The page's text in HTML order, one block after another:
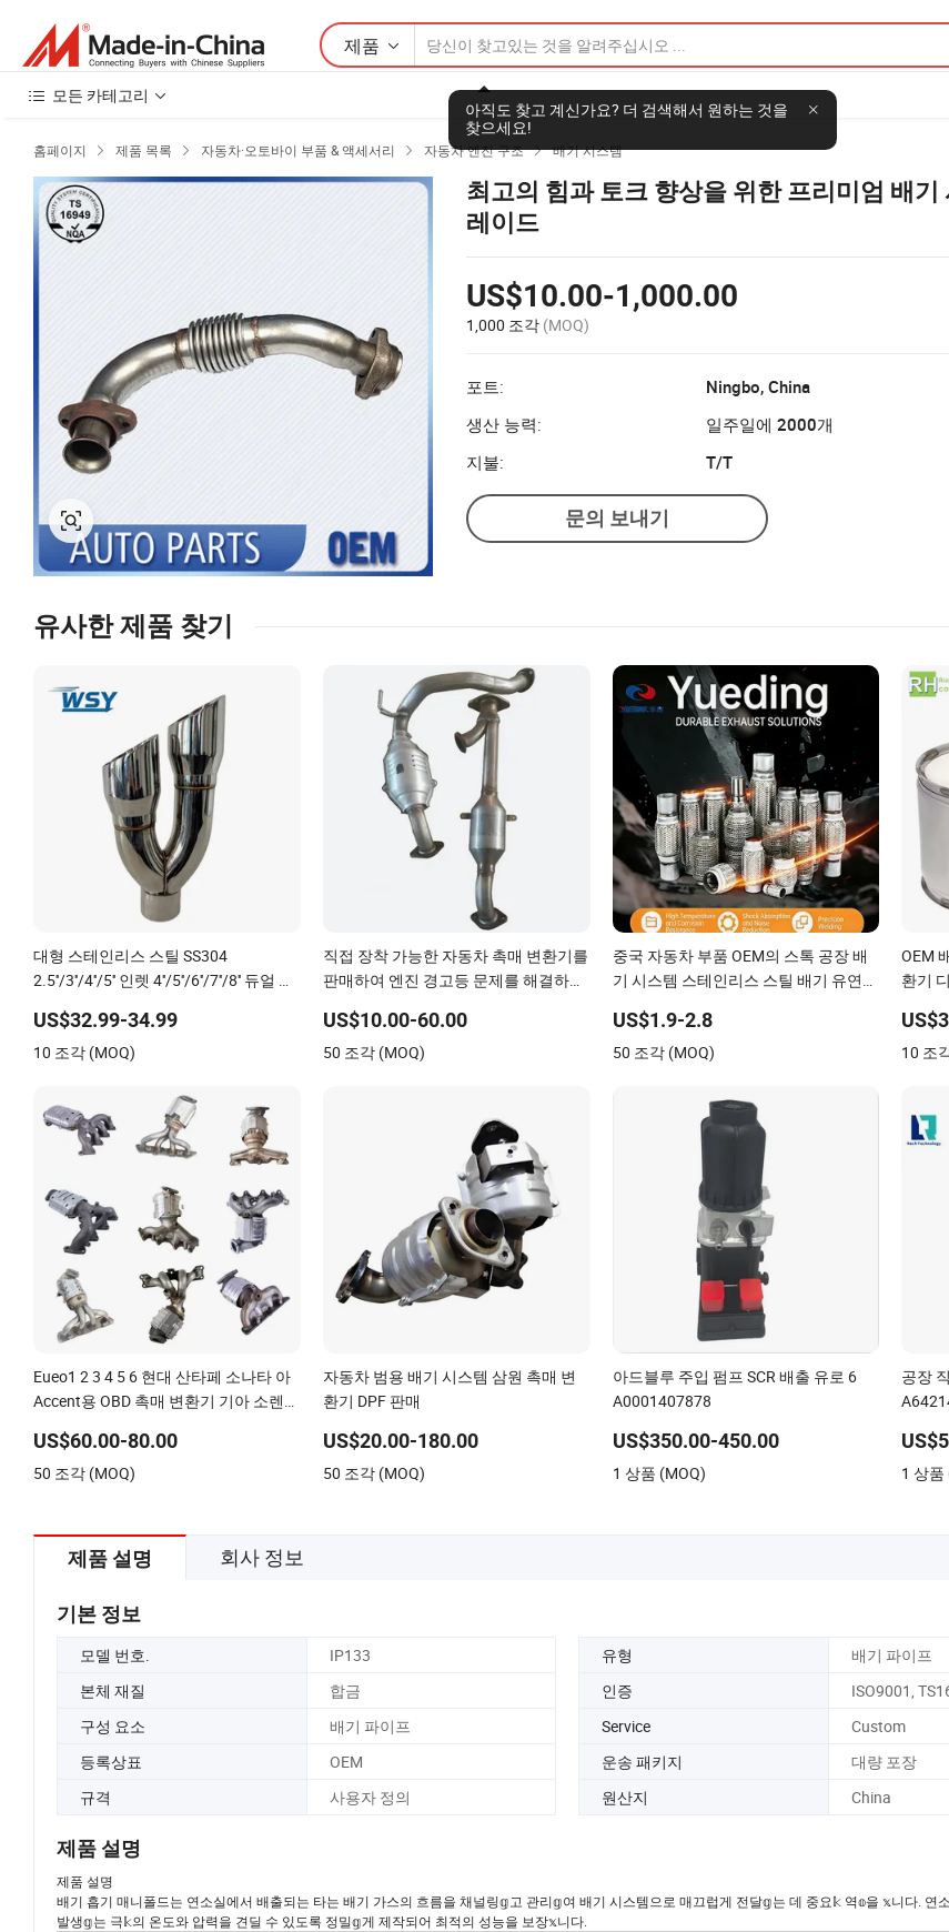
제품
아직도 찾고 계신가요? 더 검색해서 원하는 것을
찾으세요!
모든 카테고리
홈페이지  제품 목록  자동차·오토바이 부품 & 액세서리  자동차 엔진 구조  배기 시스템
최고의 힘과 토크 향상을 위한 프리미엄 배기
레이드
US$10.00-1,000.00
1,000 조각 (MOQ)
포트:
Ningbo, China
생산 능력:
일주일에 2000개
지불:
T/T
문의 보내기
유사한 제품 찾기
대형 스테인리스 스틸 SS304
2.5''/3''/4''/5'' 인렛 4''/5''/6''/7''/8'' 듀얼 아
차 트럭 개조용
US$32.99-34.99
10 조각 (MOQ)
직접 장착 가능한 자동차 촉매 변환기를
판매하여 엔진 경고등 문제를 해결하고
US$10.00-60.00
50 조각 (MOQ)
중국 자동차 부품 OEM의 스톡 공장 배
기 시스템 스테인리스 스틸 배기 유연한
US$1.9-2.8
50 조각 (MOQ)
OEM
환기
uzu
10 조
Eueo1 2 3 4 5 6 현대 산타페 소나타 아
Accent용 OBD 촉매 변환기 기아 소렌토
US$60.00-80.00
50 조각 (MOQ)
자동차 범용 배기 시스템 삼원 촉매 변
환기 DPF 판매
US$20.00-180.00
50 조각 (MOQ)
아드블루 주입 펌프 SCR 배출 유로 6
A0001407878
US$350.00-450.00
1 상품 (MOQ)
공장
1 상품
제품 설명 회사 정보
기본 정보
모델 번호. IP133 유형
배기 파이프
본체 재질
합금 인증
ISO9001,
구성 요소
배기 파이프 Service
Custom
등록상표
OEM 운송 패키지
대량 포장
규격
사용자 정의 원산지 China
제품 설명
제품 설명
배기 흡기 매니폴드는 연소실에서 배출되는 타는 배기 가스의 흐름을 채널링𝕘고 관리𝕘여 배기 시스템으로 매끄럽게 전달𝕘는 데 중요𝕜 역𝕠을 𝕩니다. 연
발생𝕘는 극𝕜의 온도와 압력을 견딜 수 있도록 정밀𝕘게 제작되어 최적의 성능을 보장𝕩니다.